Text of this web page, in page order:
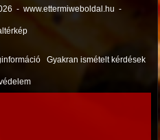
- www.ettermiweboldal.hu -
Gyakran ismételt kérdések